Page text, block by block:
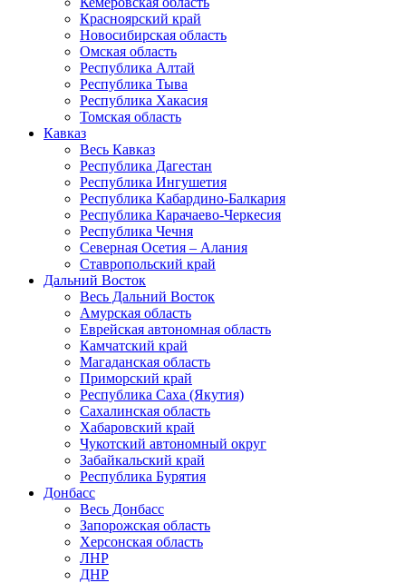
Красноярский край
Новосибирская область
Омская область
Республика Алтай
Республика Тыва
Республика Хакасия
Томская область
Кавказ
Весь Кавказ
Республика Дагестан
Республика Ингушетия
Республика Кабардино-Балкария
Республика Карачаево-Черкесия
Республика Чечня
Северная Осетия – Алания
Ставропольский край
Дальний Восток
Весь Дальний Восток
Амурская область
Еврейская автономная область
Камчатский край
Магаданская область
Приморский край
Республика Саха (Якутия)
Сахалинская область
Хабаровский край
Чукотский автономный округ
Забайкальский край
Республика Бурятия
Донбасс
Весь Донбасс
Запорожская область
Херсонская область
ЛНР
ДНР